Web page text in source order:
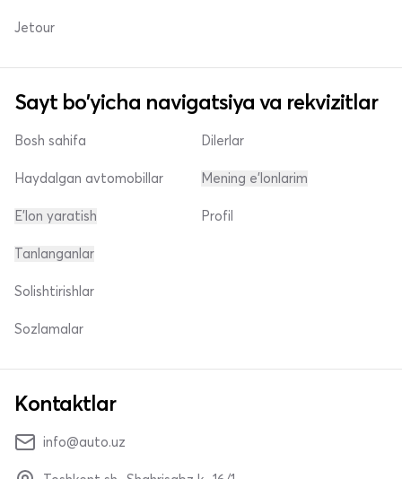
Jetour
Sayt bo'yicha navigatsiya va rekvizitlar
Bosh sahifa
Haydalgan avtomobillar
E'lon yaratish
Dilerlar
Mening e'lonlarim
Profil
Tanlanganlar
Solishtirishlar
Sozlamalar
Kontaktlar
info@auto.uz